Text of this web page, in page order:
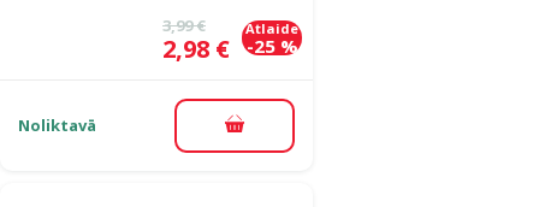
Oriģinālā cena
3,99 €
Cena
2,98 €
Atlaide
-25 %
Noliktavā Pievienot grozam